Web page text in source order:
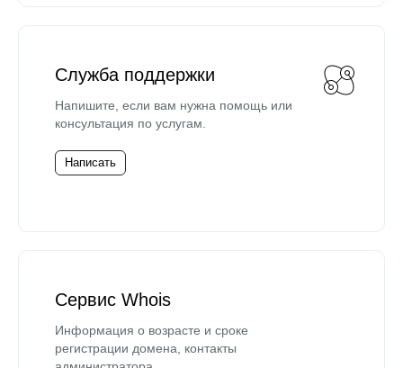
Служба поддержки
Напишите, если вам нужна помощь или
консультация по услугам.
Написать
Сервис Whois
Информация о возрасте и сроке
регистрации домена, контакты